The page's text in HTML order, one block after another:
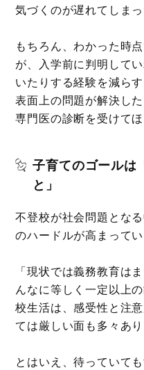
気づくのが遅れてしまっ
もちろん、わかった時
が、入学前に判明して
いたりする経験を減ら
表面上の問題が解決し
専門医の診断を受けて
子育てのゴールは
と」
不登校が社会問題とな
のハードルが高まってい
「現状では義務教育は
んなに等しく一定以上
校生活は、感受性と注
ては厳しい面も多々あり
とはいえ、待っていて